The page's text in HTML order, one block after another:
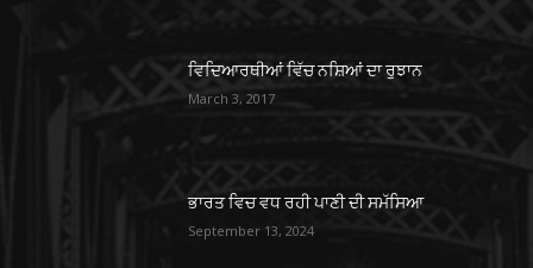
ਵਿਦਿਆਰਥੀਆਂ ਵਿੱਚ ਨਸ਼ਿਆਂ ਦਾ ਰੁਝਾਨ
March 3, 2017
ਭਾਰਤ ਵਿਚ ਵਧ ਰਹੀ ਪਾਣੀ ਦੀ ਸਮੱਸਿਆ
September 13, 2024